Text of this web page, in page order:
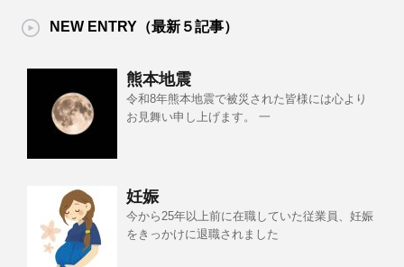
NEW ENTRY（最新５記事）
熊本地震
令和8年熊本地震で被災された皆様には心より
お見舞い申し上げます。 一
妊娠
今から25年以上前に在職していた従業員、妊娠
をきっかけに退職されました